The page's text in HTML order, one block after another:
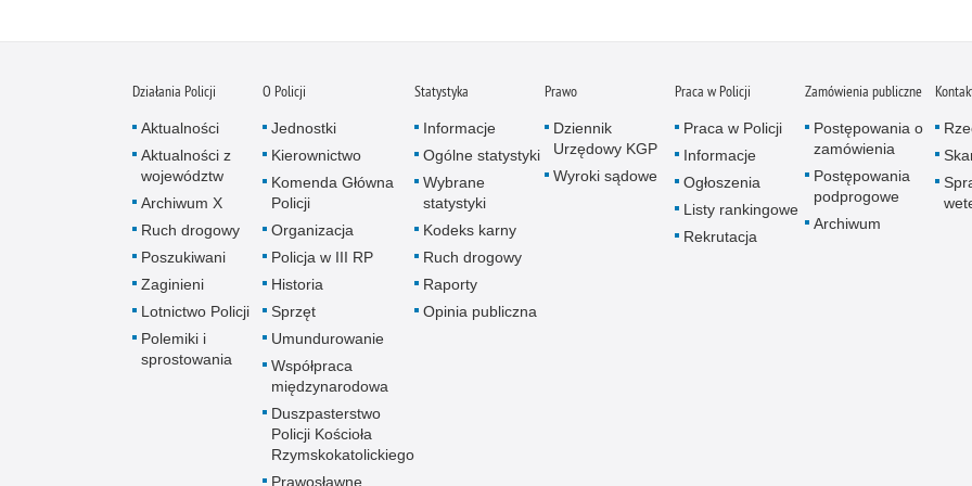
Działania Policji
Aktualności
Aktualności z
województw
Archiwum X
Ruch drogowy
Poszukiwani
Zaginieni
Lotnictwo Policji
Polemiki i
sprostowania
O Policji
Jednostki
Kierownictwo
Komenda Główna
Policji
Organizacja
Policja w III RP
Historia
Sprzęt
Umundurowanie
Współpraca
międzynarodowa
Duszpasterstwo
Policji Kościoła
Rzymskokatolickiego
Prawosławne
Statystyka
Informacje
Ogólne statystyki
Wybrane
statystyki
Kodeks karny
Ruch drogowy
Raporty
Opinia publiczna
Prawo
Dziennik
Urzędowy KGP
Wyroki sądowe
Praca w Policji
Praca w Policji
Informacje
Ogłoszenia
Listy rankingowe
Rekrutacja
Zamówienia publiczne
Postępowania o
zamówienia
Postępowania
podprogowe
Archiwum